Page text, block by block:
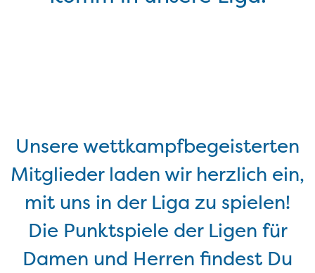
Unsere wettkampfbegeisterten
Mitglieder laden wir herzlich ein,
mit uns in der Liga zu spielen!
Die Punktspiele der Ligen für
Damen und Herren findest Du